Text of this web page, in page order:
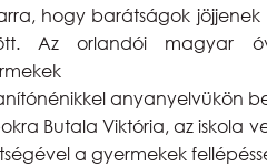
hogy barátságok jöjjenek
Az orlandói magyar
anyanyelvükön
Butala Viktória, az iskola
a gyermekek